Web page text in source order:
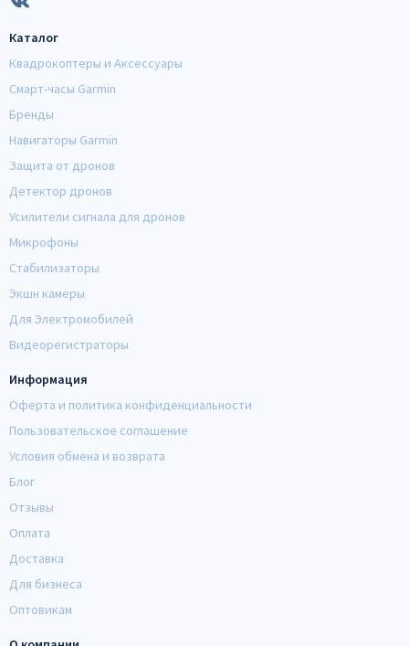
Каталог
Квадрокоптеры и Аксессуары
Смарт-часы Garmin
Бренды
Навигаторы Garmin
Защита от дронов
Детектор дронов
Усилители сигнала для дронов
Микрофоны
Стабилизаторы
Экшн камеры
Для Электромобилей
Видеорегистраторы
Информация
Оферта и политика конфиденциальности
Пользовательское соглашение
Условия обмена и возврата
Блог
Отзывы
Оплата
Доставка
Для бизнеса
Оптовикам